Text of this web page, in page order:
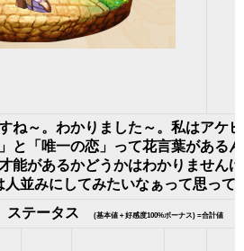
ね～。わかりました～。私はアケ
」と「唯一の恋」って花言葉がある
才能があるかどうかはわかりません
人並みにしてみたいなぁって思って
ステータス
(基本値＋好感度100%ボーナス) =合計値